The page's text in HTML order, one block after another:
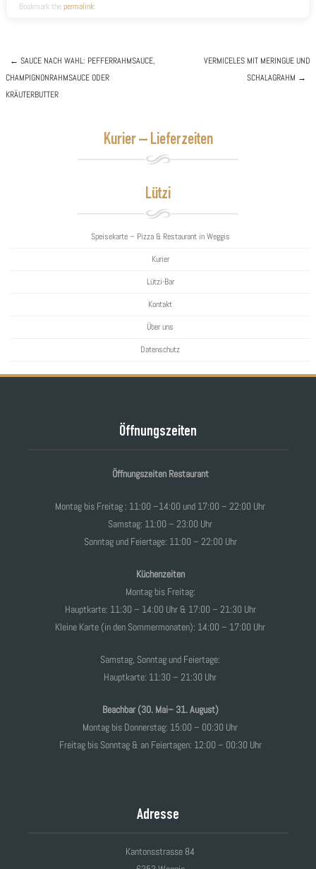
Bookmark thepermalink.
Post navigation
← SAUCE NACH WAHL: PEFFERRAHMSAUCE,
CHAMPIGNONRAHMSAUCE ODER
KRÄUTERBUTTER
VERMICELES MIT MERINGUE UND
SCHALAGRAHM →
Kurier – Lieferzeiten
Lützi
Speisekarte – Pizza & Restaurant in Weggis
Kurier
Lützi-Bar
Kontakt
Über uns
Datenschutz
Öffnungszeiten
Öffnungszeiten Restaurant
Montag bis Freitag : 11:00 –14:00 und 17:00 – 22:00 Uhr
Samstag: 11:00 – 23:00 Uhr
Sonntag und Feiertage: 11:00 – 22:00 Uhr
Küchenzeiten
Montag bis Freitag:
Hauptkarte: 11:30 – 14:00 Uhr & 17:00 – 21:30 Uhr
Kleine Karte (in den Sommermonaten): 14:00 – 17:00 Uhr
Samstag, Sonntag und Feiertage:
Hauptkarte: 11:30 – 21:30 Uhr
Beachbar (30. Mai– 31. August)
Montag bis Donnerstag: 15:00 – 00:30 Uhr
Freitag bis Sonntag & an Feiertagen: 12:00 – 00:30 Uhr
Adresse
Kantonsstrasse 84